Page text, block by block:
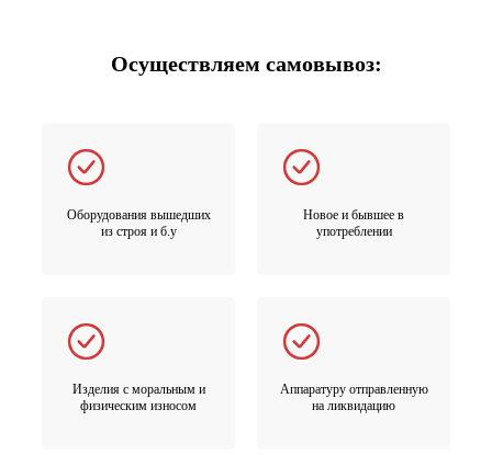
Осуществляем самовывоз:
Оборудования вышедших
из строя и б.у
Новое и бывшее в
употреблении
Изделия с моральным и
физическим износом
Аппаратуру отправленную
на ликвидацию